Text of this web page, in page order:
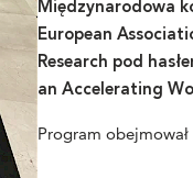
Międzynarodowa
European
Research pod
an Accelerating
Program